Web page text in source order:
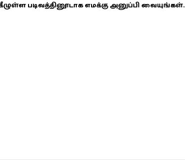
படிவத்தினூடாக எமக்கு அனுப்பி வையுங்கள்.